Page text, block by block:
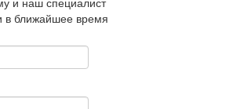
в ближайшее время